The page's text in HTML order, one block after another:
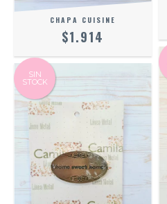
CHAPA CUISINE
$1.914
SIN
STOCK